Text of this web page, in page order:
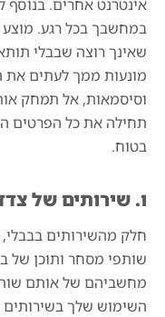
במחשבך בכל רגע.
שאינך רוצה שבבלי
מונעות ממך לעתים את
וסיסמאות, אל תמחק
תחילה את כל הפרטים
בטוח.
ו. שירותים של
חלק מהשירותים בבבלי,
שותפי מסחר ותוכן של
מחשביהם של אותם
השימוש שלך